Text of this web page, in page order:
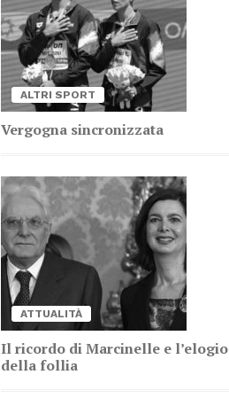
AL­TRI SPORT
Ver­go­gna sin­cro­niz­za­ta
AT­TUA­LI­TÀ
Il ri­cor­do di Mar­ci­nel­le e l’e­lo­gio
del­la fol­lia